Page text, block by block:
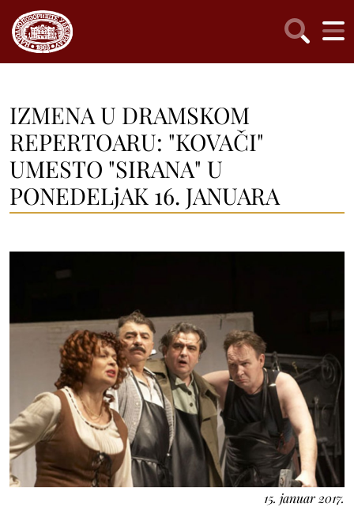
IZMENA U DRAMSKOM
REPERTOARU: "KOVAČI"
UMESTO "SIRANA" U
PONEDELjAK 16. JANUARA
15. januar 2017.